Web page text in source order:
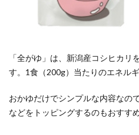
「全がゆ」は、新潟産コシヒカ
す。1食（200g）当たりのエネルギ
おかゆだけでシンプルな内容なの
などをトッピングするのもおすすめ